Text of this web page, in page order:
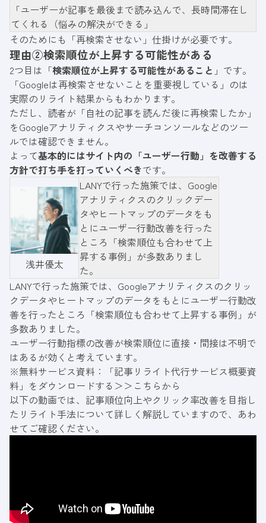
「ユーザーが記事を最後まで読み込んで、長時間滞在し
てくれる（悩みの解決ができる」
そのためにも「再検索させない」仕掛けが必要です。
理由②検索順位が上昇する可能性がある
2つ目は「検索順位が上昇する可能性があること 」です。
「Googleは再検索させないことを重要視している」のは
実際のリライト結果からもわかります。
ただし、読者が「自社の記事を読んだ後に再検索したか」
をGoogleアナリティクスやサーチコンソールなどのツー
ルでは確認できません。
よって基本的にはサイト内の「ユーザー行動」を改善する
方針で打ち手を打っていくべきです。
浅井優太
LANYで行った施策では、Google
アナリティクスのクリックデー
タやヒートマップのデータをも
とにユーザー行動改善を行った
ところ「検索順位も合わせて上
昇する事例」が多数ありまし
た。
LANYで行った施策では、Googleアナリティクスのクリッ
クデータやヒートマップのデータをもとにユーザー行動改
善を行ったところ「検索順位も合わせて上昇する事例」が
多数ありました。
ユーザー行動指標の改善が検索順位に直接・間接は不明で
はあるが効くと考えています。
※無料サービス資料：「記事リライト代行サービス概要資
料」をダウンロードする＞＞ こちらから
以下の動画では、記事順位向上やクリック率改善を目指し
たリライト手法について詳しく解説していますので、あわ
せてご確認ください。